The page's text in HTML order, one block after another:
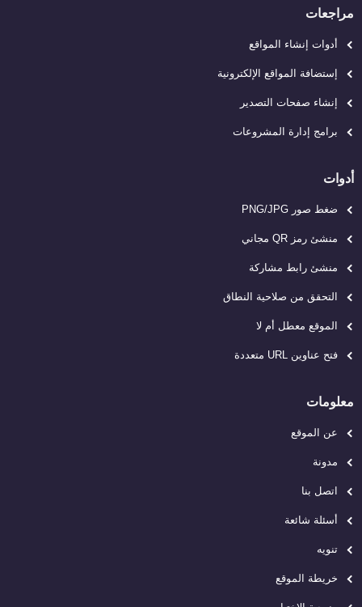
مراجعات
أدوات إنشاء المواقع
إستضافة المواقع الإلكترونية
إنشاء صفحات التصدير
برامج إدارة المشروعات
أدوات
ضغط صور PNG/JPG
منشئ رمز QR مجاني
منشئ رابط مشاركة
التحقق من صلاحية النطاق
الموقع معطل أم لا
فتح عناوين URL متعددة
معلومات
عن الموقع
مدونة
اتصل بنا
أسئلة شائعة
تنويه
خريطة الموقع